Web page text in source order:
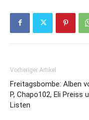
Vorheriger Artikel
Freitagsbombe: Alben
P, Chapo102, Eli Preiss
Listen